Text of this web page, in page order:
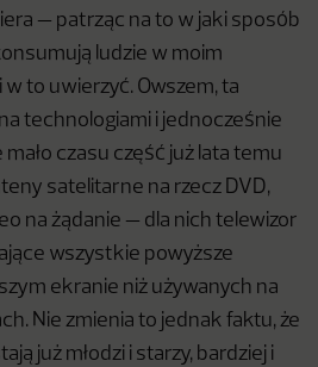
— patrząc na to w jaki sposób
ludzie w moim
to uwierzyć. Owszem, ta
technologiami i jednocześnie
czasu część już lata temu
satelitarne na rzecz DVD,
na żądanie — dla nich telewizor
wszystkie powyższe
ekranie niż używanych na
Nie zmienia to jednak faktu, że
już młodzi i starzy, bardziej i